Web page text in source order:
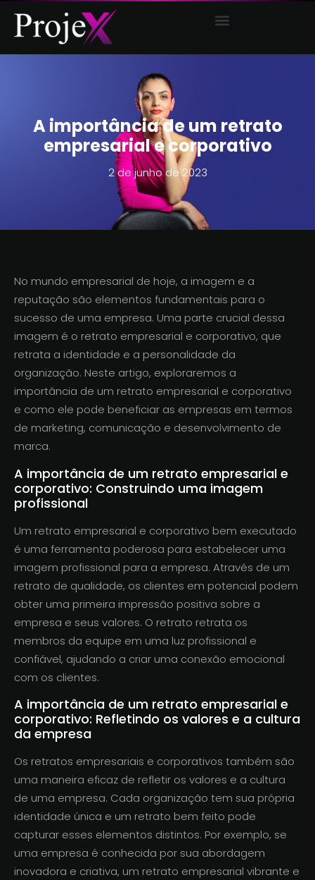
A importância de um retrato
empresarial e corporativo
2 de junho de 2023
No mundo empresarial de hoje, a imagem e a
reputação são elementos fundamentais para o
sucesso de uma empresa. Uma parte crucial dessa
imagem é o retrato empresarial e corporativo, que
retrata a identidade e a personalidade da
organização. Neste artigo, exploraremos a
importância de um retrato empresarial e corporativo
e como ele pode beneficiar as empresas em termos
de marketing, comunicação e desenvolvimento de
marca.
A importância de um retrato empresarial e
corporativo: Construindo uma imagem
profissional
Um retrato empresarial e corporativo bem executado
é uma ferramenta poderosa para estabelecer uma
imagem profissional para a empresa. Através de um
retrato de qualidade, os clientes em potencial podem
obter uma primeira impressão positiva sobre a
empresa e seus valores. O retrato retrata os
membros da equipe em uma luz profissional e
confiável, ajudando a criar uma conexão emocional
com os clientes.
A importância de um retrato empresarial e
corporativo: Refletindo os valores e a cultura
da empresa
Os retratos empresariais e corporativos também são
uma maneira eficaz de refletir os valores e a cultura
de uma empresa. Cada organização tem sua própria
identidade única e um retrato bem feito pode
capturar esses elementos distintos. Por exemplo, se
uma empresa é conhecida por sua abordagem
inovadora e criativa, um retrato empresarial vibrante e